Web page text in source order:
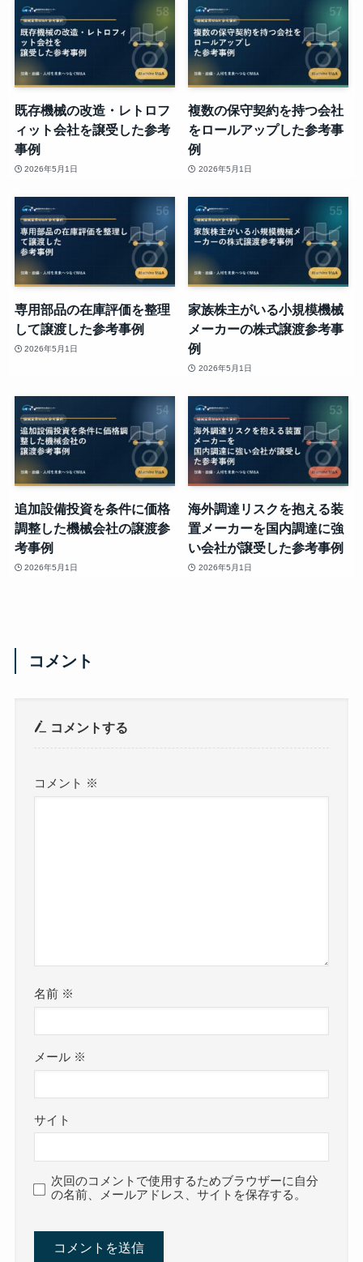
既存機械の改造・レトロフ
ィット会社を譲受した参考
事例
2026年5月1日
複数の保守契約を持つ会社
をロールアップした参考事
例
2026年5月1日
専用部品の在庫評価を整理
して譲渡した参考事例
2026年5月1日
家族株主がいる小規模機械
メーカーの株式譲渡参考事
例
2026年5月1日
追加設備投資を条件に価格
調整した機械会社の譲渡参
考事例
2026年5月1日
海外調達リスクを抱える装
置メーカーを国内調達に強
い会社が譲受した参考事例
2026年5月1日
コメント
コメントする
コメント ※
名前 ※
メール ※
サイト
次回のコメントで使用するためブラウザーに自分
の名前、メールアドレス、サイトを保存する。